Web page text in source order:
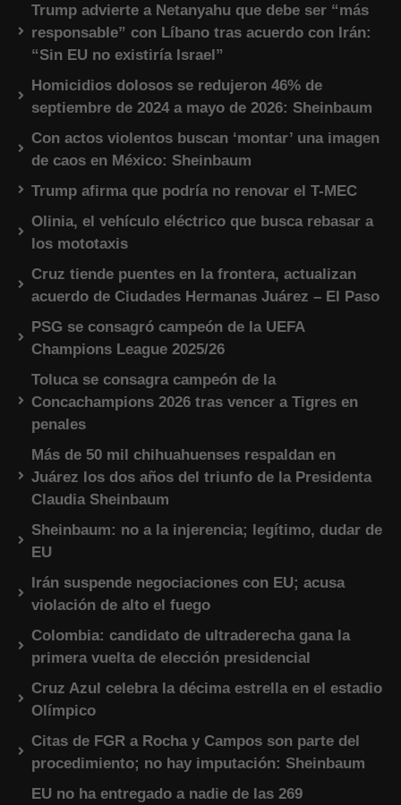
Trump advierte a Netanyahu que debe ser “más
responsable” con Líbano tras acuerdo con Irán:
“Sin EU no existiría Israel”
Homicidios dolosos se redujeron 46% de
septiembre de 2024 a mayo de 2026: Sheinbaum
Con actos violentos buscan ‘montar’ una imagen
de caos en México: Sheinbaum
Trump afirma que podría no renovar el T-MEC
Olinia, el vehículo eléctrico que busca rebasar a
los mototaxis
Cruz tiende puentes en la frontera, actualizan
acuerdo de Ciudades Hermanas Juárez – El Paso
PSG se consagró campeón de la UEFA
Champions League 2025/26
Toluca se consagra campeón de la
Concachampions 2026 tras vencer a Tigres en
penales
Más de 50 mil chihuahuenses respaldan en
Juárez los dos años del triunfo de la Presidenta
Claudia Sheinbaum
Sheinbaum: no a la injerencia; legítimo, dudar de
EU
Irán suspende negociaciones con EU; acusa
violación de alto el fuego
Colombia: candidato de ultraderecha gana la
primera vuelta de elección presidencial
Cruz Azul celebra la décima estrella en el estadio
Olímpico
Citas de FGR a Rocha y Campos son parte del
procedimiento; no hay imputación: Sheinbaum
EU no ha entregado a nadie de las 269